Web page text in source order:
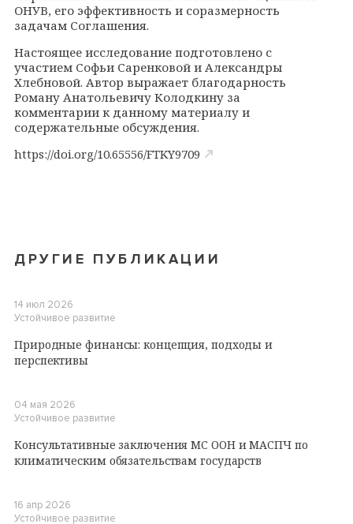
ОНУВ, его эффективность и соразмерность
задачам Соглашения.
Настоящее исследование подготовлено с
участием Софьи Саренковой и Александры
Хлебновой. Автор выражает благодарность
Роману Анатольевичу Колодкину за
комментарии к данному материалу и
содержательные обсуждения.
https://doi.org/10.65556/FTKY9709
ДРУГИЕ ПУБЛИКАЦИИ
14 июл 2026
Устойчивое развитие
Природные финансы: концепция, подходы и
перспективы
04 мая 2026
Устойчивое развитие
Консультативные заключения МС ООН и МАСПЧ по
климатическим обязательствам государств
16 апр 2026
Устойчивое развитие